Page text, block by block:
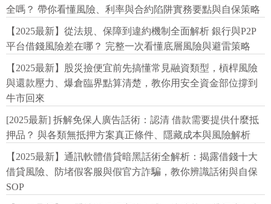
全嗎？ 帶你看懂風險、利率與合約陷阱實務要點與自保策略
【2025最新】從法規、保障到違約機制全面解析 銀行與P2P
平台借錢風險差在哪？ 完整一次看懂底層風險與避雷策略
【2025最新】股災撿便宜前先搞懂常見融資類型，槓桿風險
與還款壓力、爆倉臨界點算清楚，教你用安全資金部位撐到
牛市回來
[2025最新] 拆解免保人廣告話術：認清 借款需要提供什麼抵
押品？ 與各類無抵押方案真正條件、隱藏成本與風險解析
【2025最新】通訊軟體借貸暗黑話術全解析：揭露借錢十大
借貸風險、防堵假客服與假官方詐騙，教你辨識話術與自保
SOP